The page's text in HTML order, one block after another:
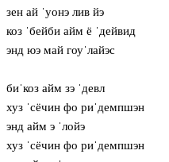
зен ай ˈуонэ лив йэ
коз ˈбейби айм ё ˈдейвид
энд юэ май гоуˈлайэс
биˈкоз айм зэ ˈдевл
хуз ˈсёчин фо риˈдемпшэн
энд айм э ˈлойэ
хуз ˈсёчин фо риˈдемпшэн